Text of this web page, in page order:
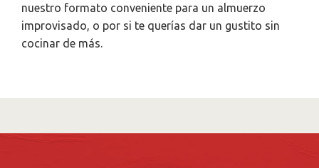
nuestro formato conveniente para un almuerzo
improvisado, o por si te querías dar un gustito sin
cocinar de más.